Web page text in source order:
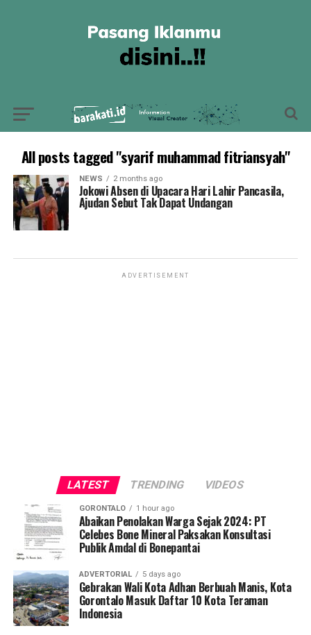
All posts tagged "syarif muhammad fitriansyah"
NEWS 2 months ago
Jokowi Absen di Upacara Hari Lahir Pancasila,
Ajudan Sebut Tak Dapat Undangan
ADVERTISEMENT
LATEST TRENDING VIDEOS
GORONTALO 1 hour ago
Abaikan Penolakan Warga Sejak 2024: PT
Celebes Bone Mineral Paksakan Konsultasi
Publik Amdal di Bonepantai
ADVERTORIAL 5 days ago
Gebrakan Wali Kota Adhan Berbuah Manis, Kota
Gorontalo Masuk Daftar 10 Kota Teraman
Indonesia